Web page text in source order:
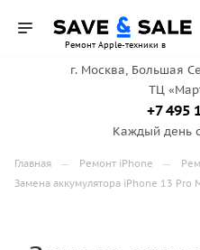
Ремонт Apple-техники в
г. Москва, ​Большая
ТЦ
+7 495
Каждый день
Главная — Ремонт iPhone —
Замена аккумулятора iPhone 13 Pro